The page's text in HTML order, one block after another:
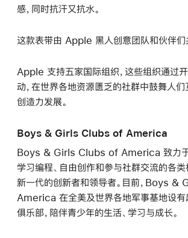
感，同时抗汗又抗水。
这款表带由 Apple 黑人创意团队和伙伴们
Apple 支持五家国际组织，这些组织通过
动，在世界各地资源匮乏的社群中鼓舞人们
创造力发展。
Boys & Girls Clubs of America
Boys & Girls Clubs of America 致力于
学习编程、自由创作和参与社群交流的各类
新一代的创新者和领导者。目前，Boys
America 在全美及世界各地军事基地设
俱乐部，陪伴青少年的生活、学习与成长。